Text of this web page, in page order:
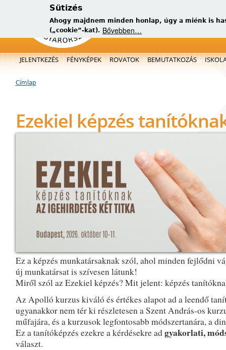
Sütizés
Ahogy majdnem minden honlap, úgy a miénk is
(„cookie”-kat). Bővebben…
új,
Főmenü
JELENTKEZÉS FÉNYKÉPEK ROVATOK BEMUTATKOZÁS
Jelenlegi hely
Címlap
Ezekiel képzés
Ez a képzés munkatársaknak szól, ahol minden fejlődni
új munkatársat is szívesen látunk!
Miről szól az Ezekiel képzés? Mit jelent: képzés
Az Apolló kurzus kiváló és értékes alapot ad a leendő
ugyanakkor nem tér ki részletesen a Szent András-os
műfajára, és a kurzusok legfontosabb módszertanára, a
Ez a tanítóképzés ezekre a kérdésekre adgyakorlati,
választ.